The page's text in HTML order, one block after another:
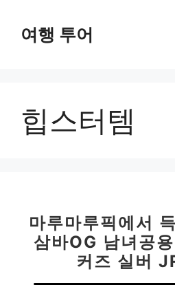
여행 투어
힙스터템
마루마루픽에서
삼바OG 남녀공
커즈 실버